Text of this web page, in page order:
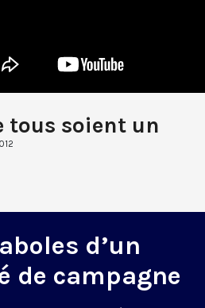
tous soient un
d’un
de campagne